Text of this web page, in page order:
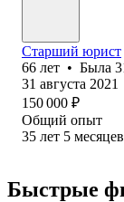
Старший юрист
66 лет • Была
31 августа 2021
150 000 ₽
Общий опыт
35 лет 5 месяцев
Быстрые